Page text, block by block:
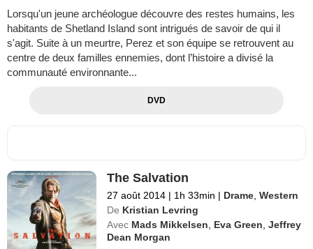
Lorsqu'un jeune archéologue découvre des restes humains, les
habitants de Shetland Island sont intrigués de savoir de qui il
s'agit. Suite à un meurtre, Perez et son équipe se retrouvent au
centre de deux familles ennemies, dont l’histoire a divisé la
communauté environnante...
DVD
The Salvation
27 août 2014 | 1h 33min | Drame ,Western
De Kristian Levring
Avec Mads Mikkelsen Eva Green ,Jeffrey
Dean Morgan